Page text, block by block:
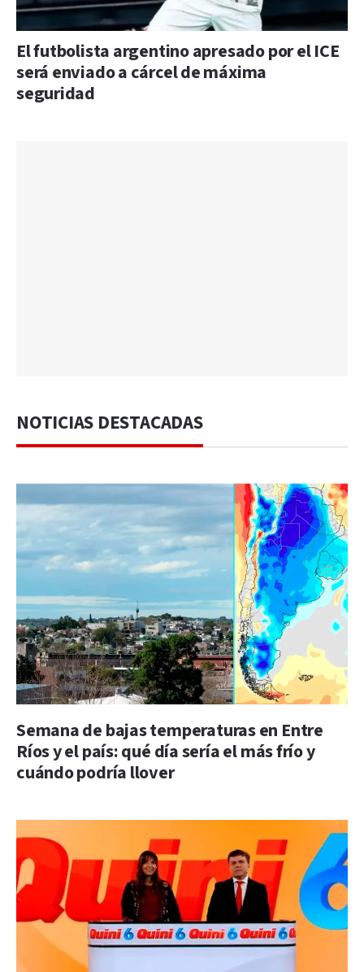
El futbolista argentino apresado por el ICE
será enviado a cárcel de máxima
seguridad
NOTICIAS DESTACADAS
Semana de bajas temperaturas en Entre
Ríos y el país: qué día sería el más frío y
cuándo podría llover